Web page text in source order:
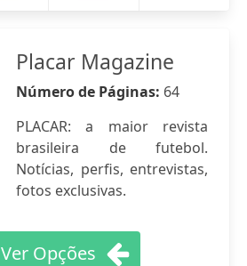
Placar Magazine
Número de Páginas: 64
PLACAR: a maior revista
brasileira de futebol.
Notícias, perfis, entrevistas,
fotos exclusivas.
Ver Opções